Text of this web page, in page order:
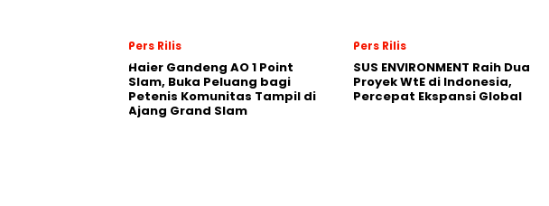
Pers Rilis
Haier Gandeng AO 1 Point
Slam, Buka Peluang bagi
Petenis Komunitas Tampil di
Ajang Grand Slam
Pers Rilis
SUS ENVIRONMENT Raih Dua
Proyek WtE di Indonesia,
Percepat Ekspansi Global